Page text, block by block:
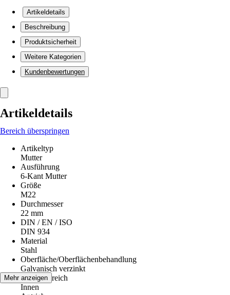
Artikeldetails
Beschreibung
Produktsicherheit
Weitere Kategorien
Kundenbewertungen
Artikeldetails
Bereich überspringen
Artikeltyp
Mutter
Ausführung
6-Kant Mutter
Größe
M22
Durchmesser
22 mm
DIN / EN / ISO
DIN 934
Material
Stahl
Oberfläche/Oberflächenbehandlung
Galvanisch verzinkt
Einsatzbereich
Innen
Mehr anzeigen